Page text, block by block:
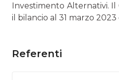
Investimento Alternativi.
il bilancio al 31 marzo
Referenti